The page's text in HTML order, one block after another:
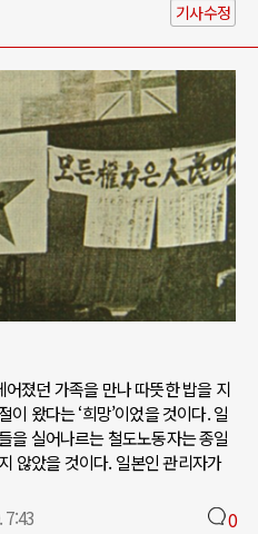
기사수정
졌던 가족을 만나 따뜻한 밥을 지
왔다는 ‘희망’이었을 것이다. 일
을 실어나르는 철도노동자는 종일
않았을 것이다. 일본인 관리자가
7:43 0